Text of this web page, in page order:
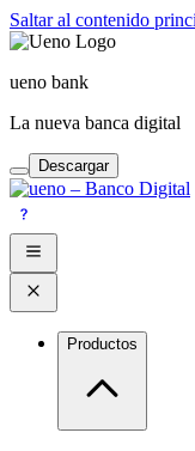
Saltar al contenido
ueno bank
La nueva banca digital
Descargar
Productos